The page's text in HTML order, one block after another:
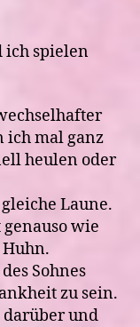
ich spielen
ich mal ganz
heulen oder
Laune.
wie
Sohnes
zu sein.
darüber und